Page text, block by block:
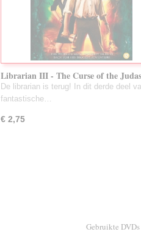
Librarian III - The Curse of the Judas
Chalice (Blu-Ray Gebruikt)
De librarian is terug! In dit derde deel
fantastische…
€ 2,75
Gebruikte